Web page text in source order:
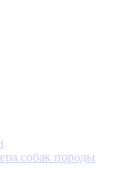
собак породы